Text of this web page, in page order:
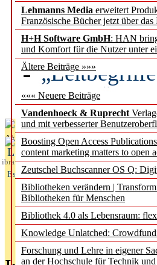
Lehmanns Media erweitert
Französische Bücher jetzt über
H+H Software GmbH: HAN
und Komfort für die Nutzer unter
Ältere Beiträge »»»
««« Neuere Beiträge
Vandenhoeck & Ruprecht
und mit verbesserter
Boosting Open Access
content marketing matters to open
Zeutschel Buchscanner OS Q:
Bibliotheken verändern |
Bibliotheken für Menschen
Bibliothek 4.0 als Lebensraum:
Knowledge Unlatched:
Forschung und Lehre in eigener
an der Hochschule für Technik
Künstliche
besser zu
des BIÖG
Aktuelles aus
L
ibrary
Essentials